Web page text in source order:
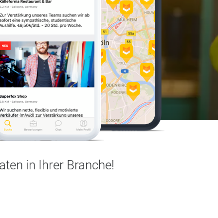
in Ihrer Branche!